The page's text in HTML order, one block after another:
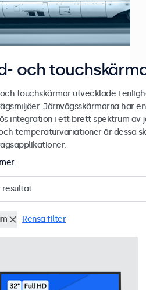
och
touchskärmar utvecklade i
Järnvägsskärmarna har
integration i ett brett spektrum
temperaturvariationer är dessa
resultat
Rensa filter